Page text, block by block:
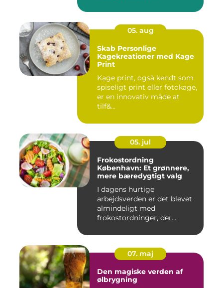
05. aug
Skab Personlige
Kagekreationer med Kage
Print
Kage print, også kendt som
spiseligt print eller fotokage,
er en innovativ måde at
tilf&...
05. jul
Frokostordning
København: Et grønnere,
mere bæredygtigt valg
I dagens hurtige
arbejdsverden er det blevet
almindeligt med
frokostordninger, der
07. maj
Den magiske verden af
ølbrygning